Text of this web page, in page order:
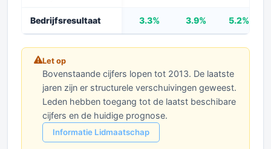
Bedrijfsresultaat 3.3% 3.9% 5.2%
Let op
Bovenstaande cijfers lopen tot 2013. De laatste
jaren zijn er structurele verschuivingen geweest.
Leden hebben toegang tot de laatst beschibare
cijfers en de huidige prognose.
Informatie Lidmaatschap